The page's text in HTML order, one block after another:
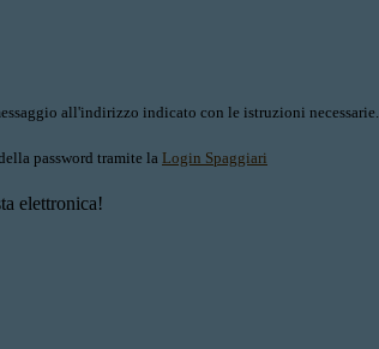
all'indirizzo indicato con le istruzioni necessarie.
password tramite la Login Spaggiari
elettronica!